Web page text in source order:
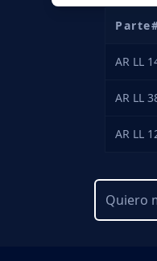
AR LL
AR LL
AR LL
Quiero